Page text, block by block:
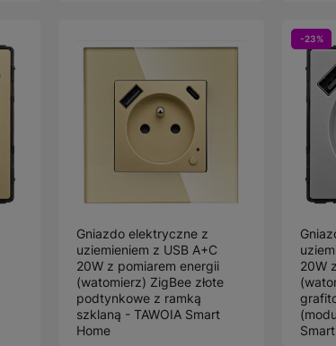
Gniazdo elektryczne z
uziemieniem z USB A+C
20W z pomiarem energii
(watomierz) ZigBee złote
podtynkowe z ramką
szklaną - TAWOIA Smart
Home
-23%
20W